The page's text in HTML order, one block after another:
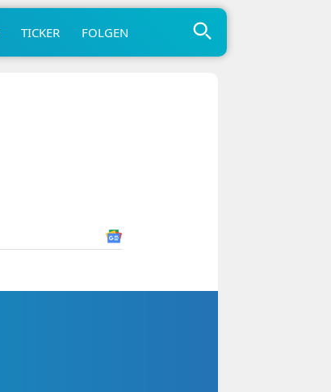
TICKER FOLGEN